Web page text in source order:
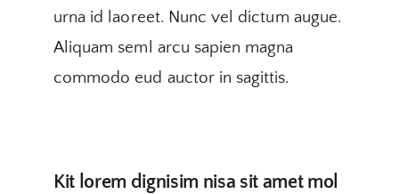
urna id laoreet. Nunc vel dictum augue.
Aliquam seml arcu sapien magna
commodo eud auctor in sagittis.
Kit lorem dignisim nisa sit amet mol